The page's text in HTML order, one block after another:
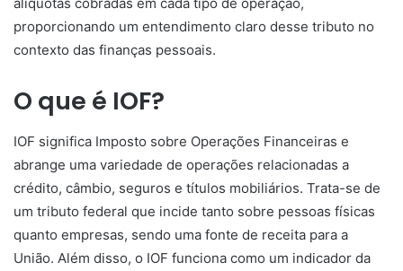
proporcionando um entendimento claro desse tributo no
contexto das finanças pessoais.
O que é IOF?
IOF significa Imposto sobre Operações Financeiras e
abrange uma variedade de operações relacionadas a
crédito, câmbio, seguros e títulos mobiliários. Trata-se de
um tributo federal que incide tanto sobre pessoas físicas
quanto empresas, sendo uma fonte de receita para a
União. Além disso, o IOF funciona como um indicador da